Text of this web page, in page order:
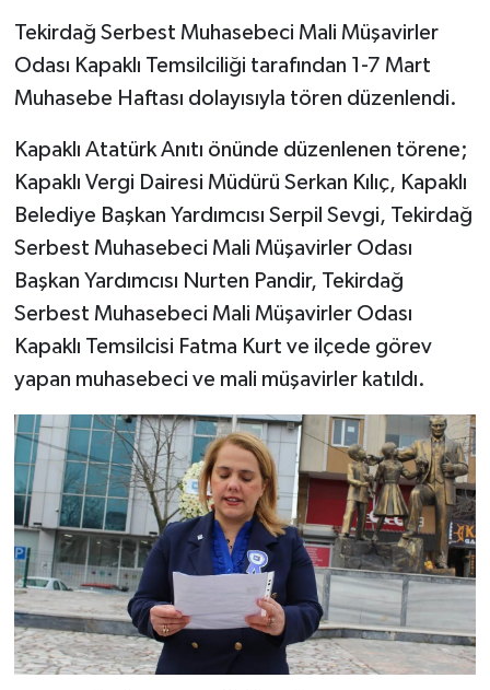
Tekirdağ Serbest Muhasebeci Mali Müşavirler
Odası Kapaklı Temsilciliği tarafından 1-7 Mart
Muhasebe Haftası dolayısıyla tören düzenlendi.
Kapaklı Atatürk Anıtı önünde düzenlenen törene;
Kapaklı Vergi Dairesi Müdürü Serkan Kılıç, Kapaklı
Belediye Başkan Yardımcısı Serpil Sevgi, Tekirdağ
Serbest Muhasebeci Mali Müşavirler Odası
Başkan Yardımcısı Nurten Pandir, Tekirdağ
Serbest Muhasebeci Mali Müşavirler Odası
Kapaklı Temsilcisi Fatma Kurt ve ilçede görev
yapan muhasebeci ve mali müşavirler katıldı.
Teknoloji
Yaşam